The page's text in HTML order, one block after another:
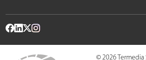
© 2026 Termedia